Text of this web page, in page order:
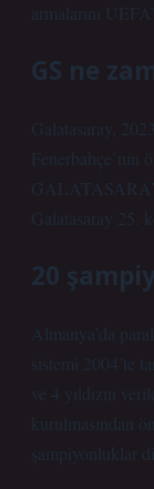
armalarını
GS ne
Galatasaray,
Fenerbahçe’nin
Galatasaray 25.
20
Almanya’da
sistemi 2004’te
ve 4 yıldızın
kurulmasından
şampiyonluklar